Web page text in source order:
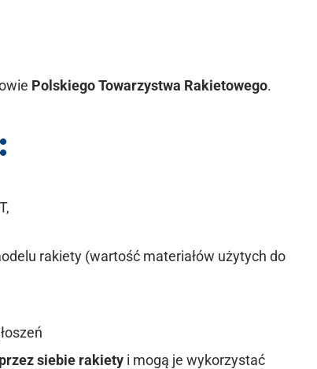
Polskiego Towarzystwa Rakietowego.
rakiety (wartość materiałów użytych do
siebie rakiety i mogą je wykorzystać